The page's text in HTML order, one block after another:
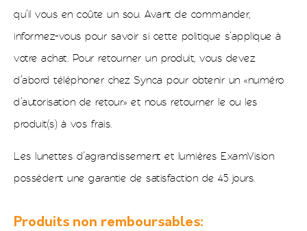
qu’il vous en coûte un sou. Avant de commander,
informez-vous pour savoir si cette politique s’applique à
votre achat. Pour retourner un produit, vous devez
d’abord téléphoner chez Synca pour obtenir un «numéro
d’autorisation de retour» et nous retourner le ou les
produit(s) à vos frais.
Les lunettes d’agrandissement et lumières ExamVision
possèdent une garantie de satisfaction de 45 jours.
Produits non remboursables: